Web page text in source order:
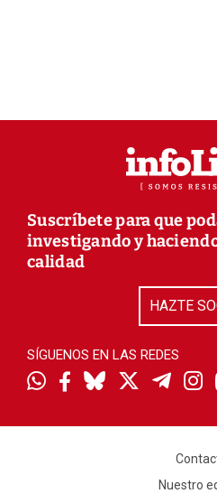
Suscríbete para que
investigando y
calidad
HAZTE
SÍGUENOS EN LAS REDES
Nuestro